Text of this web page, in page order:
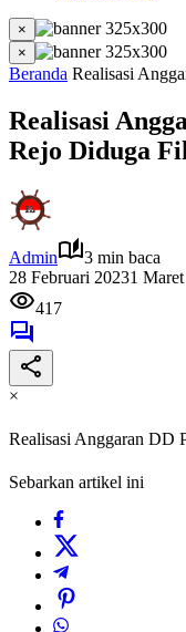
×
×
Beranda Realisasi
Realisasi
Rejo Diduga
Admin
3 min baca
28 Februari 20231
417
×
Realisasi Anggaran DD
Sebarkan artikel ini